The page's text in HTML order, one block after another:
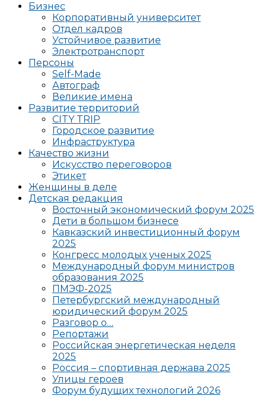
Бизнес
Корпоративный университет
Отдел кадров
Устойчивое развитие
Электротранспорт
Персоны
Self-Made
Автограф
Великие имена
Развитие территорий
CITY TRIP
Городское развитие
Инфраструктура
Качество жизни
Искусство переговоров
Этикет
Женщины в деле
Детская редакция
Восточный экономический форум 2025
Дети в большом бизнесе
Кавказский инвестиционный форум
2025
Конгресс молодых ученых 2025
Международный форум министров
образования 2025
ПМЭФ-2025
Петербургский международный
юридический форум 2025
Разговор о…
Репортажи
Российская энергетическая неделя
2025
Россия – спортивная держава 2025
Улицы героев
Форум будущих технологий 2026